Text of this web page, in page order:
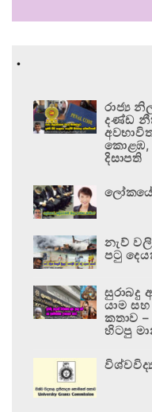
.
රාජ්‍ය
දණ්ඩ
කොළඹ,
දිසාපති
ලෝකයේ
නැව්
පටු
සුරාබදු
යාම
කතාව
හිටපු